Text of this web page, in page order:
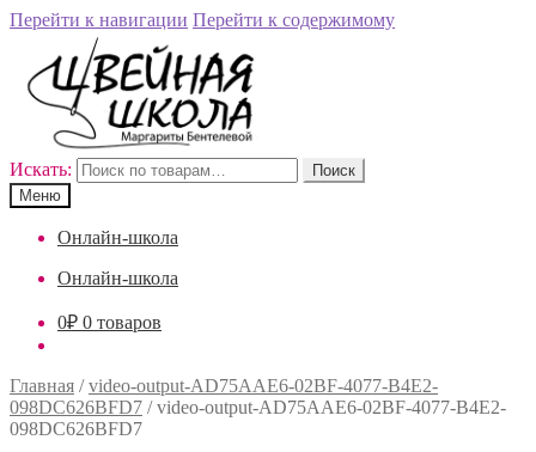
Перейти к навигации Перейти к содержимому
Искать:
Поиск
Меню
Онлайн-школа
Онлайн-школа
0₽ 0 товаров
Главная /video-output-AD75AAE6-02BF-4077-B4E2-
098DC626BFD7 /video-output-AD75AAE6-02BF-4077-B4E2-
098DC626BFD7